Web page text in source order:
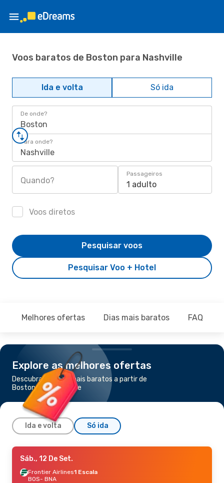
Voos baratos de Boston para Nashville
Ida e volta Só ida
De onde?
Boston
Para onde?
Nashville
Quando?
Passageiros
1 adulto
Voos diretos
Pesquisar Voo + Hotel
Pesquisar voos
Melhores ofertas Dias mais baratos FAQ
Explore as melhores ofertas
Descubra os voos mais baratos a partir de
Boston para Nashville
Ida e volta Só ida
Sáb., 12 De Set.
American Airlines 1 Escala
BOS- BNA
Sáb., 12 De Set.
Frontier Airlines1 Escala
BOS- BNA